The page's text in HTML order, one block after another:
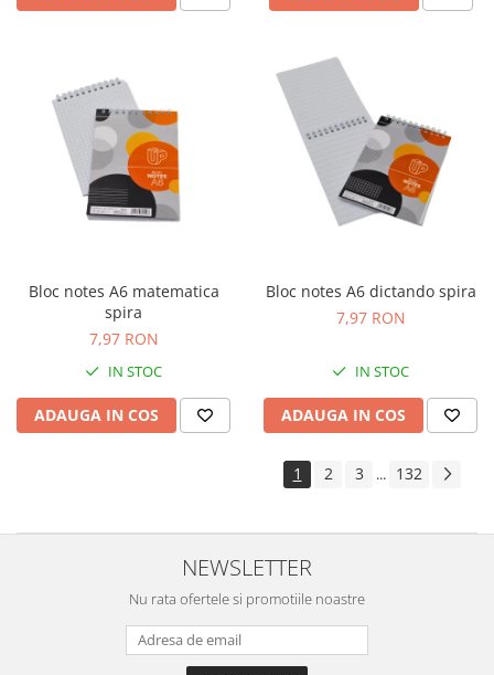
Bloc notes A6 matematica
spira
7,97 RON
IN STOC
ADAUGA IN COS
Bloc notes A6 dictando spira
7,97 RON
IN STOC
ADAUGA IN COS
1 2 3 ... 132
NEWSLETTER
Nu rata ofertele si promotiile noastre